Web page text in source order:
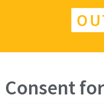
Consent